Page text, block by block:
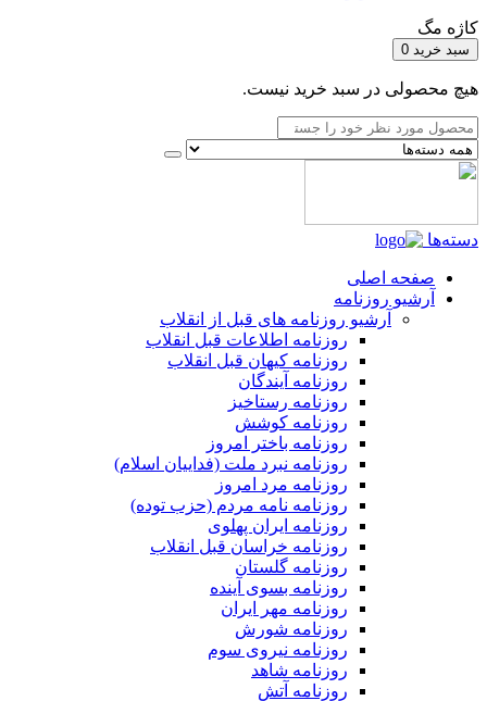
کاژه مگ
سبد خرید 0
هیچ محصولی در سبد خرید نیست.
دسته‌ها
صفحه اصلی
آرشیو روزنامه
آرشیو روزنامه های قبل از انقلاب
روزنامه اطلاعات قبل انقلاب
روزنامه کیهان قبل انقلاب
روزنامه آیندگان
روزنامه رستاخیز
روزنامه کوشش
روزنامه باختر امروز
روزنامه نبرد ملت (فداییان اسلام)
روزنامه مرد امروز
روزنامه نامه مردم (حزب توده)
روزنامه ایران پهلوی
روزنامه خراسان قبل انقلاب
روزنامه گلستان
روزنامه بسوی آینده
روزنامه مهر ایران
روزنامه شورش
روزنامه نیروی سوم
روزنامه شاهد
روزنامه آتش